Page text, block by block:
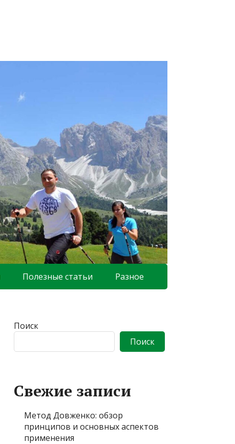
Полезные статьи Разное
Поиск
Поиск
Свежие записи
Метод Довженко: обзор
принципов и основных аспектов
применения